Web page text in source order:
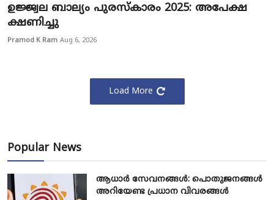
ഉജ്ജ്വല ബാല്യം പുരസ്‌കാരം 2025: അപേക്ഷ
ക്ഷണിച്ചു
Pramod K Ram Aug 6, 2026
Load More
Popular News
ആധാർ സേവനങ്ങൾ: പൊതുജനങ്ങൾ
അറിയേണ്ട പ്രധാന വിവരങ്ങൾ